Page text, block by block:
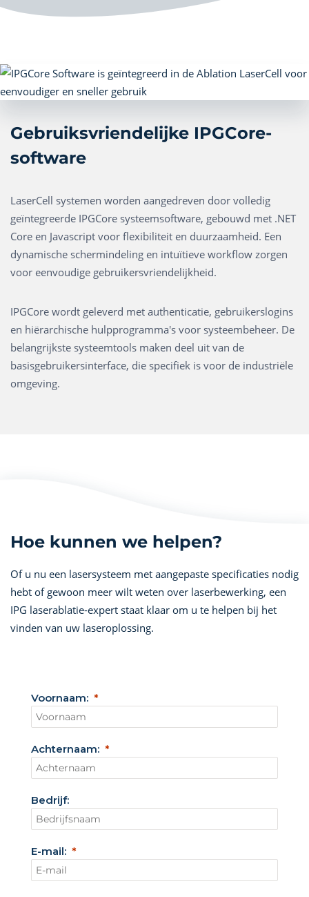
Gebruiksvriendelijke IPGCore-
software
LaserCell systemen worden aangedreven door volledig
geïntegreerde IPGCore systeemsoftware, gebouwd met .NET
Core en Javascript voor flexibiliteit en duurzaamheid. Een
dynamische schermindeling en intuïtieve workflow zorgen
voor eenvoudige gebruikersvriendelijkheid.
IPGCore wordt geleverd met authenticatie, gebruikerslogins
en hiërarchische hulpprogramma's voor systeembeheer. De
belangrijkste systeemtools maken deel uit van de
basisgebruikersinterface, die specifiek is voor de industriële
omgeving.
Hoe kunnen we helpen?
Of u nu een lasersysteem met aangepaste specificaties nodig
hebt of gewoon meer wilt weten over laserbewerking, een
IPG laserablatie-expert staat klaar om u te helpen bij het
vinden van uw laseroplossing.
Voornaam:
Achternaam:
Bedrijf:
E-mail: